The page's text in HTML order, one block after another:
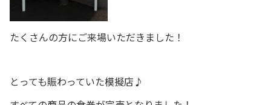
たくさんの方にご来場いただきました！
とっても賑わっていた模擬店♪